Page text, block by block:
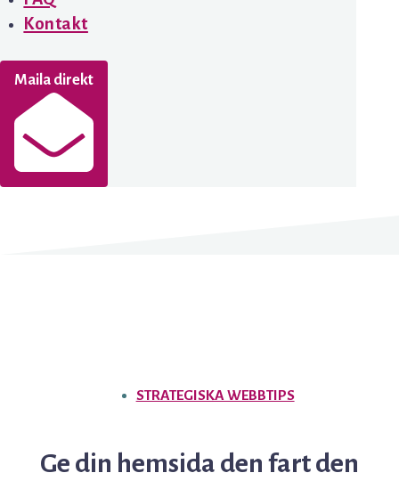
Kontakt
Maila direkt
STRATEGISKA WEBBTIPS
Ge din hemsida den fart den